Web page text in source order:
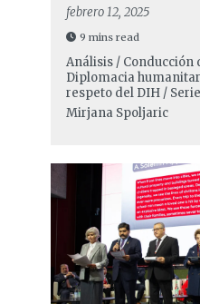
febrero 12, 2025
9 mins read
Análisis / Conducción
Diplomacia
respeto del DIH /
Mirjana Spoljaric